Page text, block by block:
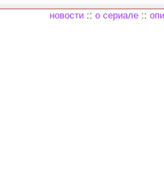
новости:: о сериале::